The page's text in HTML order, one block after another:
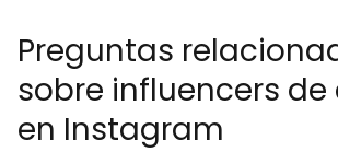
Preguntas
sobre influencers
en Instagram